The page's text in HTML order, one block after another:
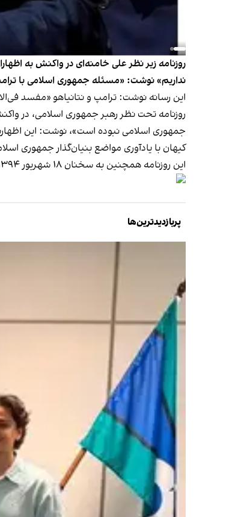
روزنامه زیر نظر علی خامنه‌ای در واکنش به
نداریم» نوشت: «مسئله جمهوری اسلامی با
این رسانه نوشت: ترامپ و نتانیاهو «مفسد
روزنامه تحت نظر رهبر جمهوری اسلامی، در
جمهوری اسلامی نبوده است»، نوشت: این
کیهان با یادآوری مواضع بنیان‌گذار جمهوری
این روزنامه همچنین به سخنان ۱۸ شهریور ۱۳۹۴ علی خامنه‌ای اشاره کرده که در آن خطاب به مقامات اسرائیل گفته بود: «شما ۲۵ سال آینده را نخواهید دید.»
پربازدیدترین‌ها